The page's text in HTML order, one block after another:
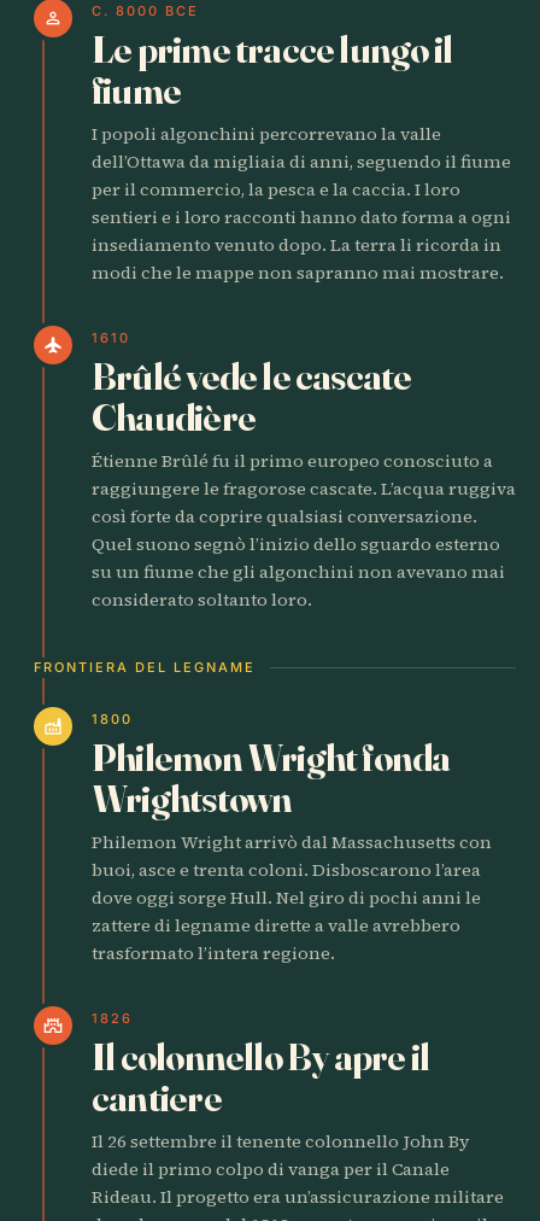
person C. 8000 BCE
Le prime tracce lungo il
fiume
I popoli algonchini percorrevano la valle
dell’Ottawa da migliaia di anni, seguendo il fiume
per il commercio, la pesca e la caccia. I loro
sentieri e i loro racconti hanno dato forma a ogni
insediamento venuto dopo. La terra li ricorda in
modi che le mappe non sapranno mai mostrare.
flight 1610
Brûlé vede le cascate
Chaudière
Étienne Brûlé fu il primo europeo conosciuto a
raggiungere le fragorose cascate. L’acqua ruggiva
così forte da coprire qualsiasi conversazione.
Quel suono segnò l’inizio dello sguardo esterno
su un fiume che gli algonchini non avevano mai
considerato soltanto loro.
FRONTIERA DEL LEGNAME
factory 1800
Philemon Wright fonda
Wrightstown
Philemon Wright arrivò dal Massachusetts con
buoi, asce e trenta coloni. Disboscarono l’area
dove oggi sorge Hull. Nel giro di pochi anni le
zattere di legname dirette a valle avrebbero
trasformato l’intera regione.
castle 1826
Il colonnello By apre il
cantiere
Il 26 settembre il tenente colonnello John By
diede il primo colpo di vanga per il Canale
Rideau. Il progetto era un’assicurazione militare